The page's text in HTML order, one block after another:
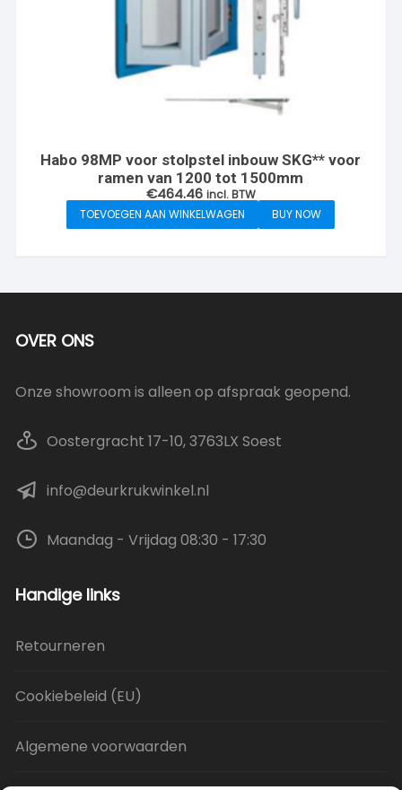
Habo 98MP voor stolpstel inbouw SKG** voor
ramen van 1200 tot 1500mm
€464.46 incl. BTW
TOEVOEGEN AAN WINKELWAGEN
BUY NOW
OVER ONS
Onze showroom is alleen op afspraak geopend.
Oostergracht 17-10, 3763LX Soest
info@deurkrukwinkel.nl
Maandag - Vrijdag 08:30 - 17:30
Handige links
Retourneren
Cookiebeleid (EU)
Algemene voorwaarden